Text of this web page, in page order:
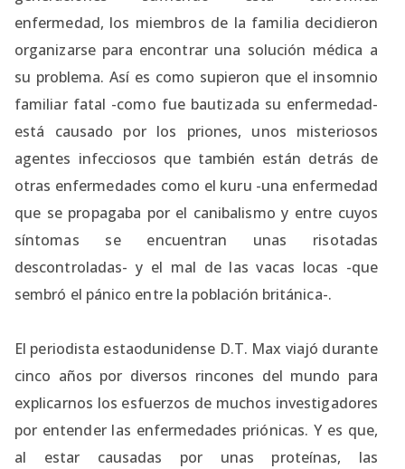
enfermedad, los miembros de la familia decidieron
organizarse para encontrar una solución médica a
su problema. Así es como supieron que el insomnio
familiar fatal -como fue bautizada su enfermedad-
está causado por los priones, unos misteriosos
agentes infecciosos que también están detrás de
otras enfermedades como el kuru -una enfermedad
que se propagaba por el canibalismo y entre cuyos
síntomas se encuentran unas risotadas
descontroladas- y el mal de las vacas locas -que
sembró el pánico entre la población británica-.
El periodista estaodunidense D.T. Max viajó durante
cinco años por diversos rincones del mundo para
explicarnos los esfuerzos de muchos investigadores
por entender las enfermedades priónicas. Y es que,
al estar causadas por unas proteínas, las